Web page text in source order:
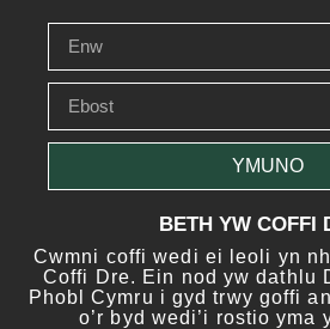
YMUNO
BETH YW COFFI
Cwmni coffi wedi ei leoli yn
Coffi Dre. Ein nod yw dathlu
Phobl Cymru i gyd trwy goffi
o’r byd wedi’i rostio yma